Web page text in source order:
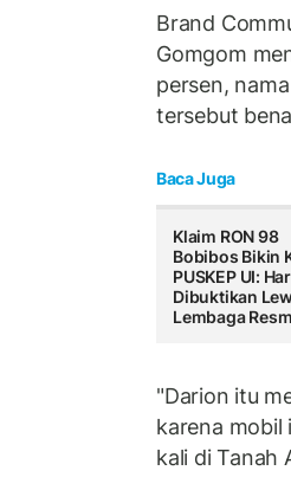
Brand
Gomgom
persen,
tersebut
Baca Juga
Klaim RON 98
Bobibos Bikin
PUSKEP UI:
Dibuktikan
Lembaga
"Darion itu
karena mobil
kali di Tanah